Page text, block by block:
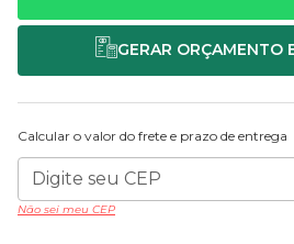
Calcular o valor do frete e prazo de entrega
Não sei meu CEP